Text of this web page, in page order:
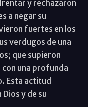
y rechazaron
a negar su
fuertes en los
verdugos de una
que supieron
con una profunda
Esta actitud
y de su